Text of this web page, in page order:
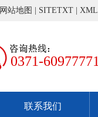
网站地图 SITETXT XML
0371-60977771
联系我们